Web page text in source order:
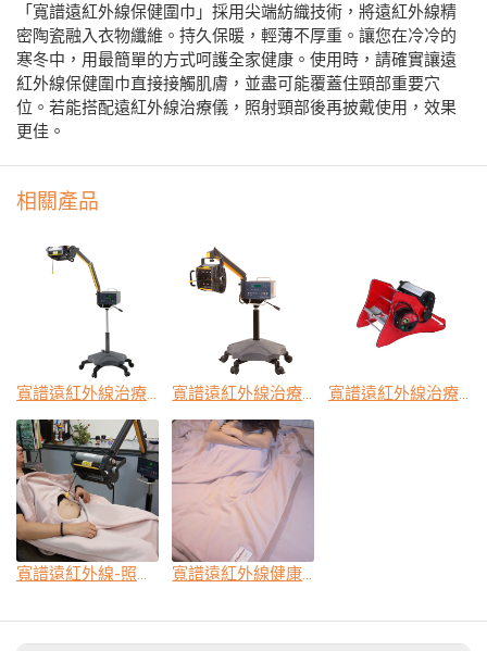
「寬譜遠紅外線保健圍巾」採用尖端紡織技術，將遠紅外線精
密陶瓷融入衣物纖維。持久保暖，輕薄不厚重。讓您在冷冷的
寒冬中，用最簡單的方式呵護全家健康。使用時，請確實讓遠
紅外線保健圍巾直接接觸肌膚，並盡可能覆蓋住頸部重要穴
位。若能搭配遠紅外線治療儀，照射頸部後再披戴使用，效果
更佳。
相關產品
寬譜遠紅外線治療儀-TY-101F 寬譜遠紅外線治療儀-TY-101M 寬譜遠紅外線治療儀-TY-301N
寬譜遠紅外線-照射專用毯 寬譜遠紅外線健康毯